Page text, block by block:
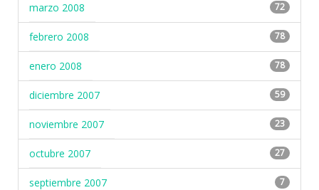
marzo 2008 72
febrero 2008 78
enero 2008 78
diciembre 2007 59
noviembre 2007 23
octubre 2007 27
septiembre 2007 7